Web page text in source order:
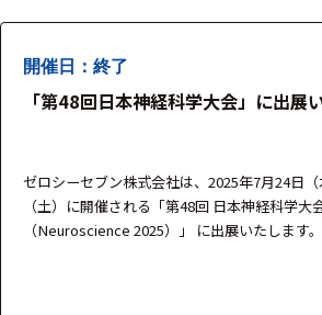
開催日：終了
「第48回日本神経科学大会」に出展
ゼロシーセブン株式会社は、2025年7月24日
（土）に開催される「第48回 日本神経科学大
（Neuroscience 2025）」 に出展いたします
理学・心理学分野における研究を支援する最